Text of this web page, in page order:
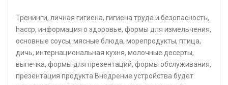
Тренинги, личная гигиена, гигиена труда и безопасность,
haccp, информация о здоровье, формы для измельчения,
основные соусы, мясные блюда, морепродукты, птица,
дичь, интернациональная кухня, молочные десерты,
выпечка, формы для презентаций, формы обслуживания,
презентация продукта Внедрение устройства будет